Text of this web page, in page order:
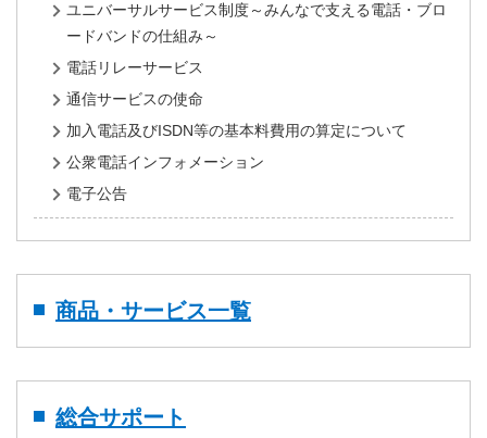
ユニバーサルサービス制度～みんなで支える電話・ブロ
ードバンドの仕組み～
電話リレーサービス
通信サービスの使命
加入電話及びISDN等の基本料費用の算定について
公衆電話インフォメーション
電子公告
商品・サービス一覧
総合サポート